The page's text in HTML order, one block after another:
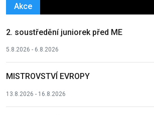
Akce
2. soustředění juniorek před ME
5.8.2026 - 6.8.2026
MISTROVSTVÍ EVROPY
13.8.2026 - 16.8.2026